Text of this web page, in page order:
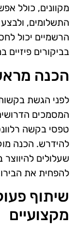
מקוונים, כולל
התשלומים,
הרשמיים יכול
בביקורים פיזיים
הכנה
לפני הגשת
המסמכים
טפסי בקשה
להידרש. הכנה
שעלולים
להפחית את
שיתוף
מקצועיים